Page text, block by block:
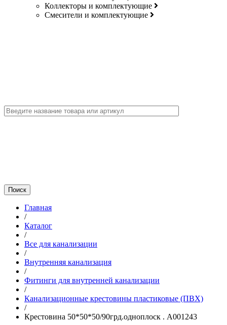
Коллекторы и комплектующие
Смесители и комплектующие
Главная
/
Каталог
/
Все для канализации
/
Внутренняя канализация
/
Фитинги для внутренней канализации
/
Канализационные крестовины пластиковые (ПВХ)
/
Крестовина 50*50*50/90грд.одноплоск . A001243